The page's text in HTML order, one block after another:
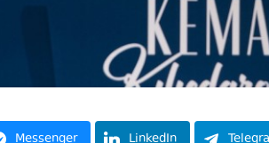
Messenger LinkedIn